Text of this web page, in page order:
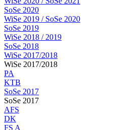
SoSe 2020
WiSe 2019 / SoSe 2020
SoSe 2019
WiSe 2018 / 2019
SoSe 2018
WiSe 2017/2018
WiSe 2017/2018
PA
KTB
SoSe 2017
SoSe 2017
AFS
DK
FS A